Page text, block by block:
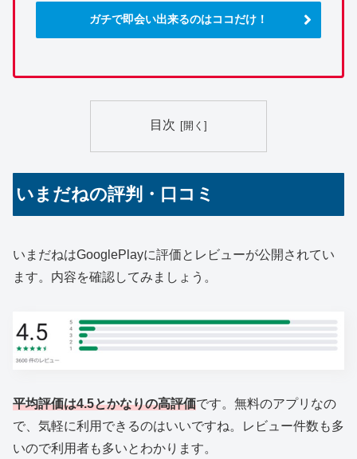
ガチで即会い出来るのはココだけ！
目次
いまだねの評判・口コミ
いまだねはGooglePlayに評価とレビューが公開されてい
ます。内容を確認してみましょう。
平均評価は4.5とかなりの高評価です。無料のアプリなの
で、気軽に利用できるのはいいですね。レビュー件数も多
いので利用者も多いとわかります。